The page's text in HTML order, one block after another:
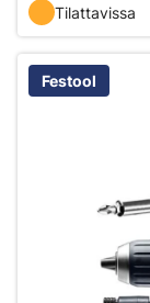
Tilattavissa
Festool